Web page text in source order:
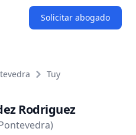
Solicitar abogado
Tuy
Rodriguez